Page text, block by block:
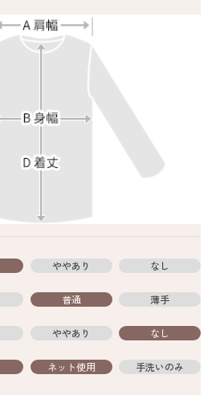
ややあり なし
普通 薄手
ややあり なし
ネット使用 手洗いのみ